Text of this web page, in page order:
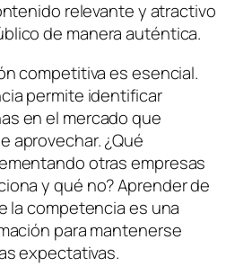
relevante y atractivo
de manera auténtica.
competitiva es esencial.
permite identificar
en el mercado que
aprovechar. ¿Qué
otras empresas
y qué no? Aprender de
la competencia es una
para mantenerse
expectativas.